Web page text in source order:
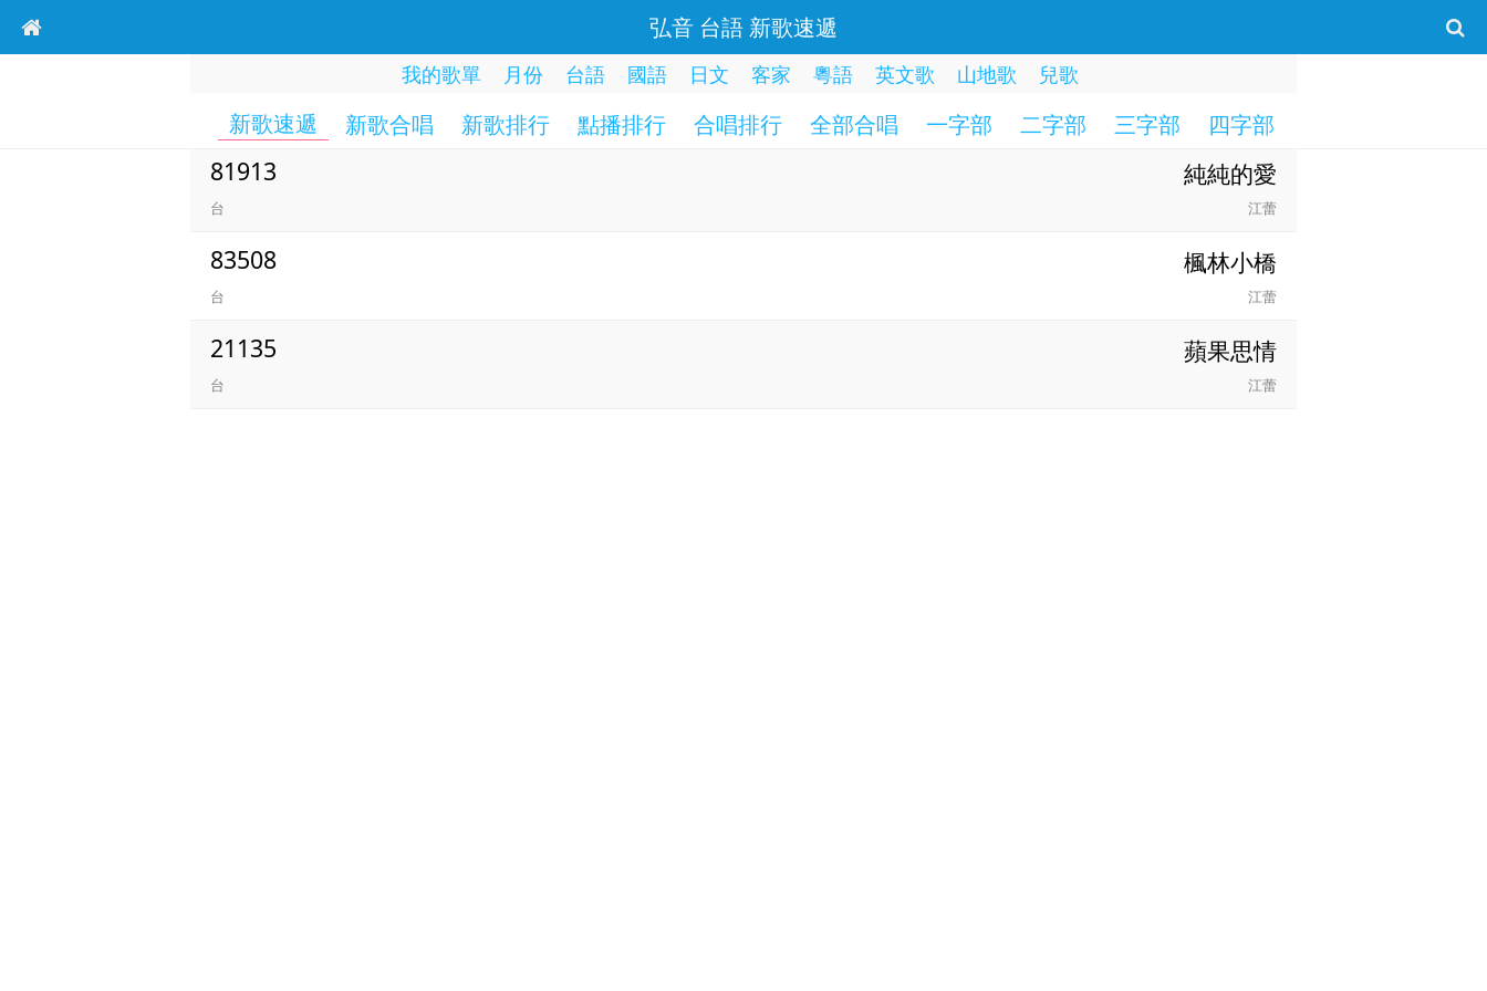
弘音 台語 新歌速遞
我的歌單 月份 台語 國語 日文 客家 粵語 英文歌 山地歌 兒歌
新歌速遞 新歌合唱 新歌排行 點播排行 合唱排行 全部合唱 一字部 二字部 三字部 四字部
81913 純純的愛
台 江蕾
83508 楓林小橋
台 江蕾
21135 蘋果思情
台 江蕾